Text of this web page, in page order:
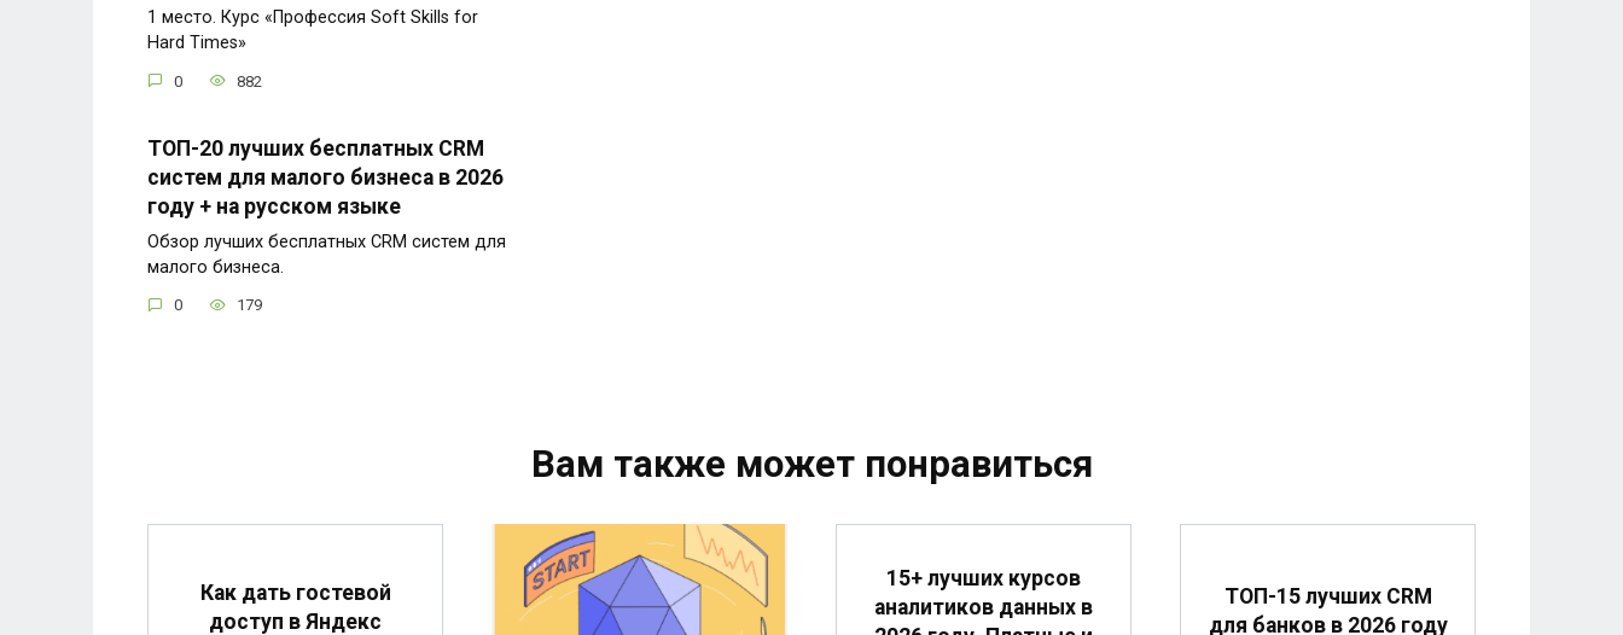
1 место. Курс «Профессия Soft Skills for
Hard Times»
0 882
ТОП-20 лучших бесплатных CRM
систем для малого бизнеса в 2026
году + на русском языке
Обзор лучших бесплатных CRM систем для
малого бизнеса.
0 179
Вам также может понравиться
Как дать гостевой
доступ в Яндекс
15+ лучших курсов
аналитиков данных в
ТОП-15 лучших CRM
для банков в 2026 году